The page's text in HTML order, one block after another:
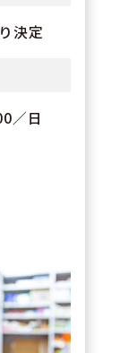
決定
／日